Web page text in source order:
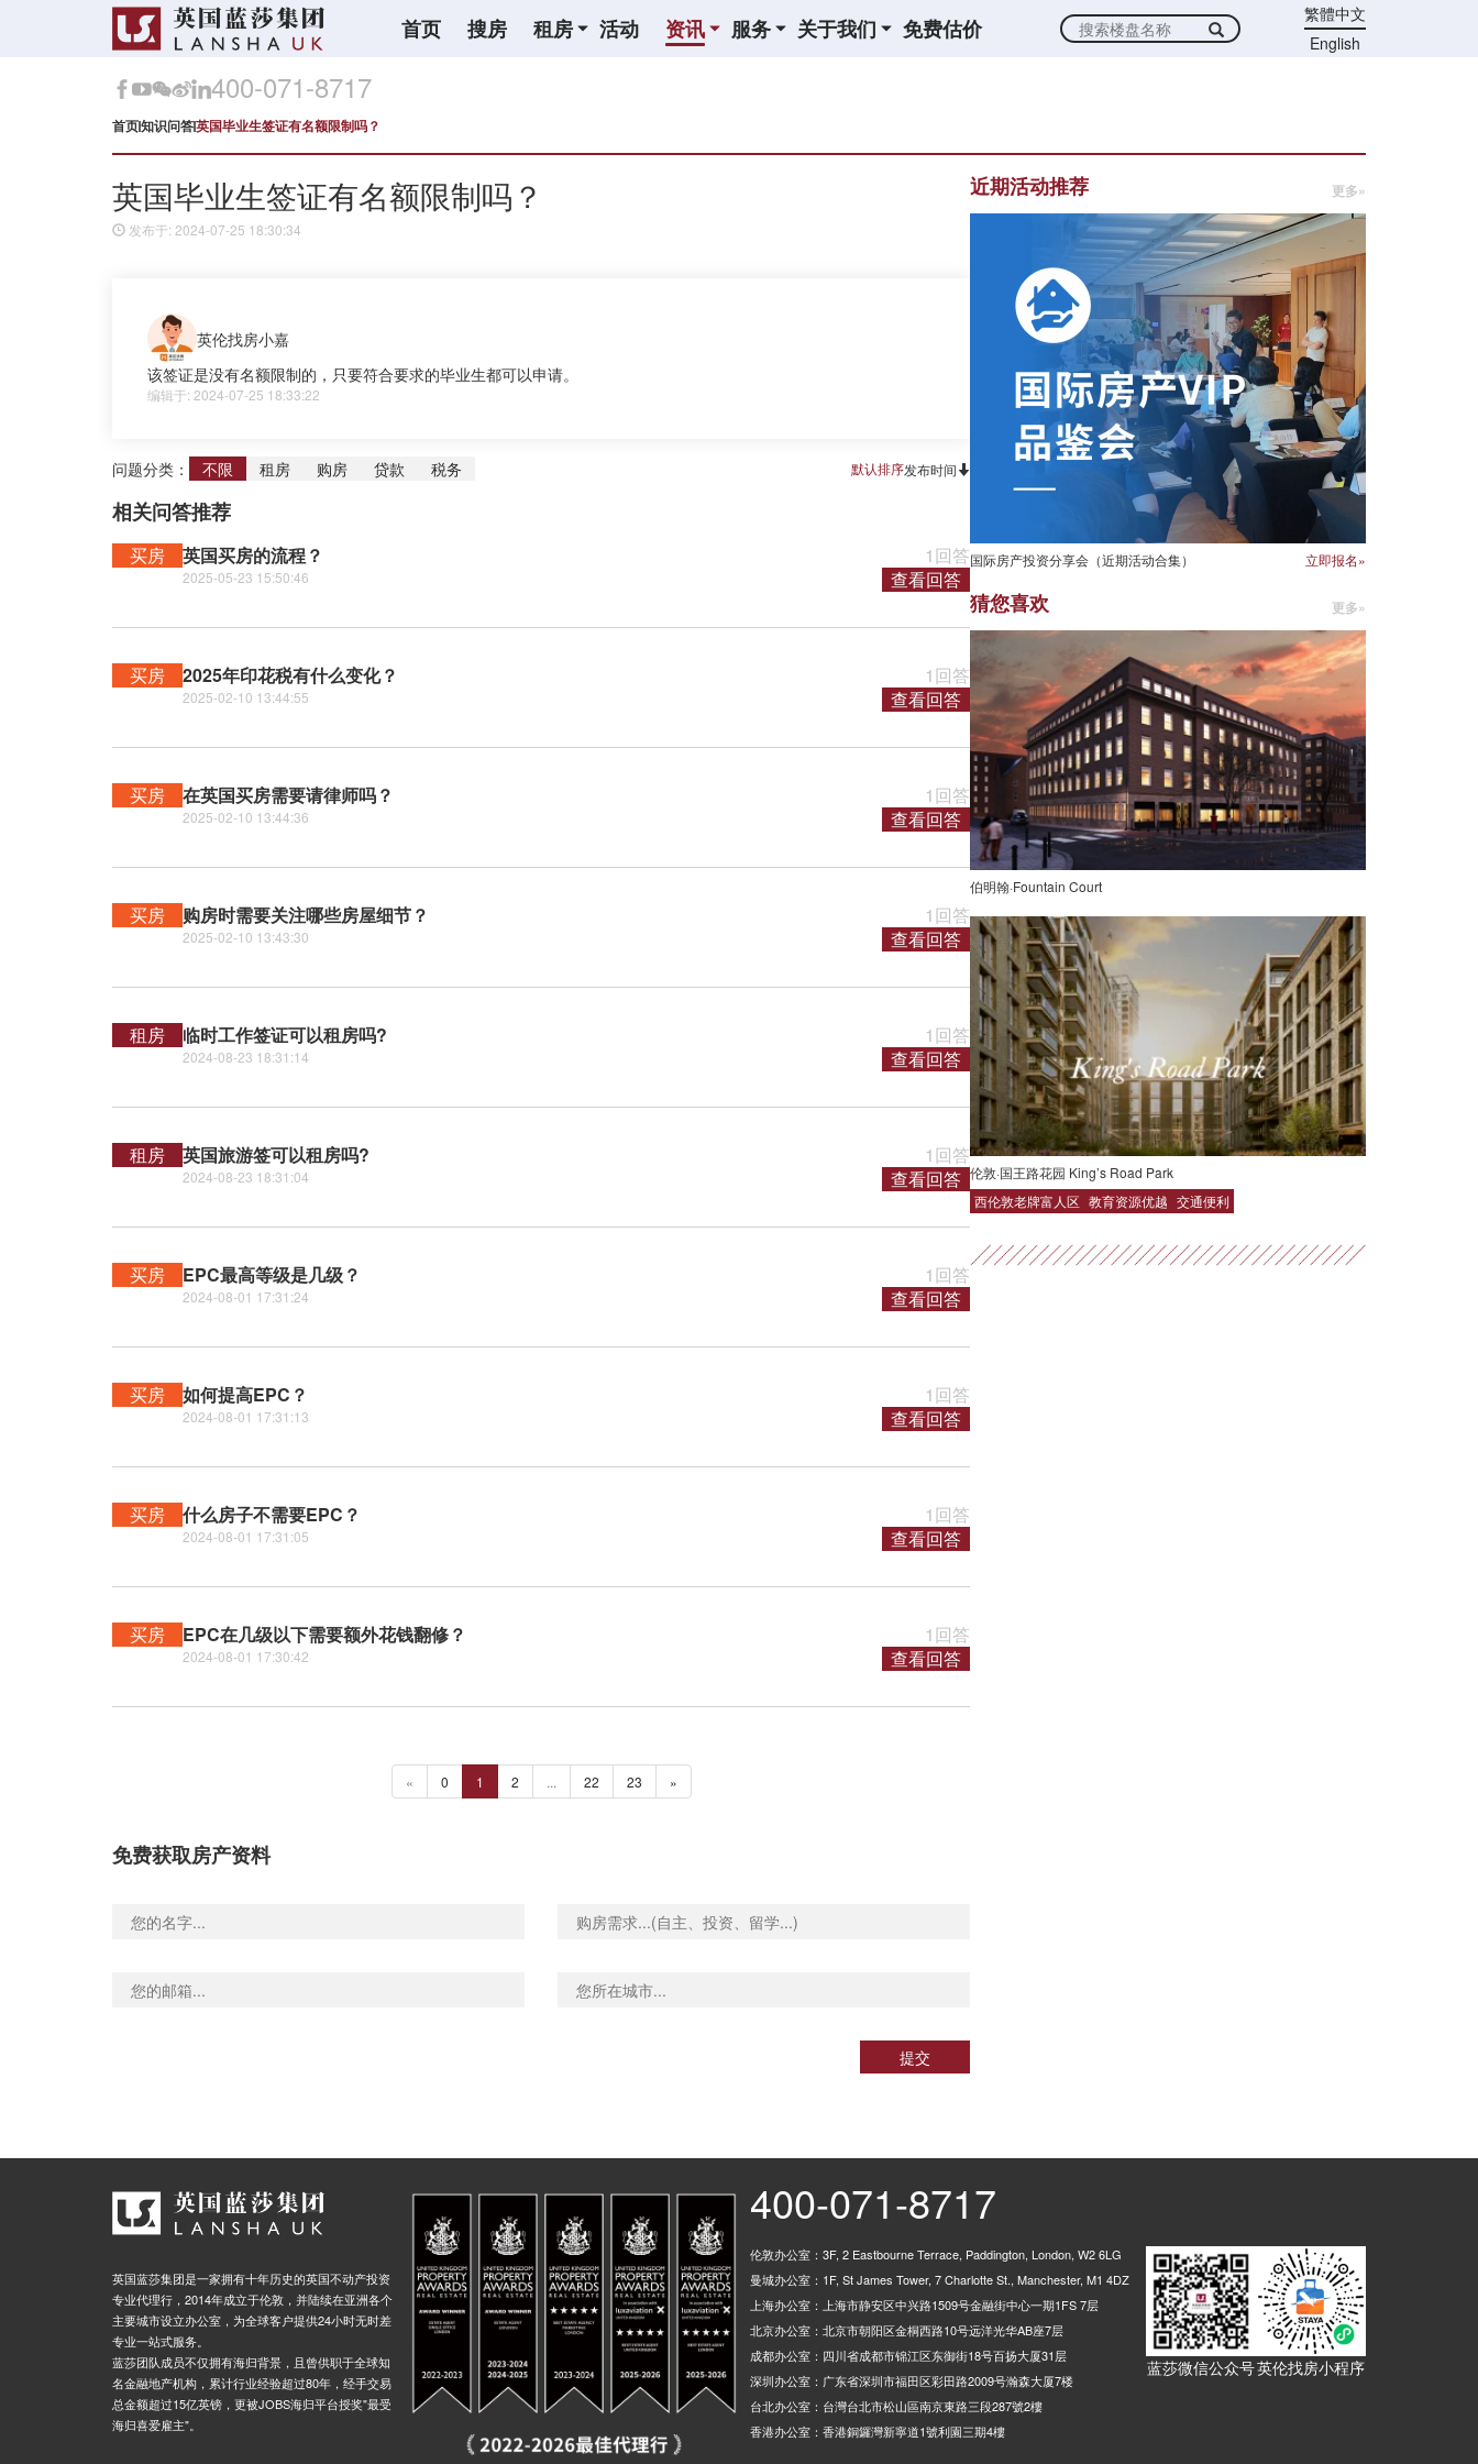
首页 搜房 租房 活动 资讯 服务 关于我们 免费估价
繁體中文
English
400-071-8717
首页知识问答英国毕业生签证有名额限制吗？
英国毕业生签证有名额限制吗？
发布于: 2024-07-25 18:30:34
英伦找房小嘉
该签证是没有名额限制的，只要符合要求的毕业生都可以申请。
编辑于: 2024-07-25 18:33:22
问题分类： 不限 租房 购房 贷款 税务 默认排序发布时间
相关问答推荐
买房 英国买房的流程？
2025-05-23 15:50:46
1回答
查看回答
买房 2025年印花税有什么变化？
2025-02-10 13:44:55
1回答
查看回答
买房 在英国买房需要请律师吗？
2025-02-10 13:44:36
1回答
查看回答
买房 购房时需要关注哪些房屋细节？
2025-02-10 13:43:30
1回答
查看回答
租房 临时工作签证可以租房吗?
2024-08-23 18:31:14
1回答
查看回答
租房 英国旅游签可以租房吗?
2024-08-23 18:31:04
1回答
查看回答
买房 EPC最高等级是几级？
2024-08-01 17:31:24
1回答
查看回答
买房 如何提高EPC？
2024-08-01 17:31:13
1回答
查看回答
买房 什么房子不需要EPC？
2024-08-01 17:31:05
1回答
查看回答
买房 EPC在几级以下需要额外花钱翻修？
2024-08-01 17:30:42
1回答
查看回答
« 0 1 2 ... 22 23 »
免费获取房产资料
提交
近期活动推荐 更多»
国际房产投资分享会（近期活动合集） 立即报名»
猜您喜欢 更多»
伯明翰·Fountain Court
伦敦·国王路花园 King’s Road Park
西伦敦老牌富人区 教育资源优越 交通便利
英国蓝莎集团是一家拥有十年历史的英国不动产投资
专业代理行，2014年成立于伦敦，并陆续在亚洲各个
主要城市设立办公室，为全球客户提供24小时无时差
专业一站式服务。
蓝莎团队成员不仅拥有海归背景，且曾供职于全球知
名金融地产机构，累计行业经验超过80年，经手交易
总金额超过15亿英镑，更被JOBS海归平台授奖"最受
海归喜爱雇主"。
400-071-8717
伦敦办公室：3F, 2 Eastbourne Terrace, Paddington, London, W2 6LG
曼城办公室：1F, St James Tower, 7 Charlotte St., Manchester, M1 4DZ
上海办公室：上海市静安区中兴路1509号金融街中心一期1FS 7层
北京办公室：北京市朝阳区金桐西路10号远洋光华AB座7层
成都办公室：四川省成都市锦江区东御街18号百扬大厦31层
深圳办公室：广东省深圳市福田区彩田路2009号瀚森大厦7楼
台北办公室：台灣台北市松山區南京東路三段287號2樓
香港办公室：香港銅鑼灣新寧道1號利園三期4樓
蓝莎微信公众号英伦找房小程序